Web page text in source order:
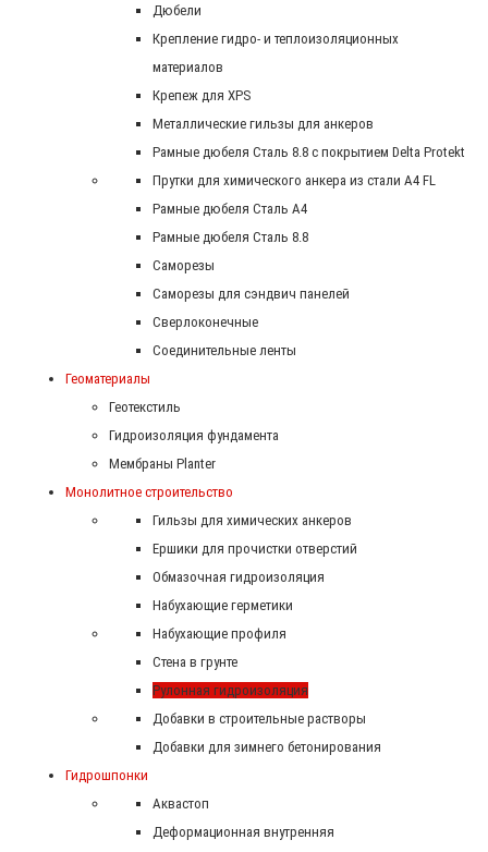
Дюбели
Крепление гидро- и теплоизоляционных
материалов
Крепеж для XPS
Металлические гильзы для анкеров
Рамные дюбеля Сталь 8.8 с покрытием Delta Protekt
Прутки для химического анкера из стали А4 FL
Рамные дюбеля Сталь A4
Рамные дюбеля Сталь 8.8
Саморезы
Саморезы для сэндвич панелей
Сверлоконечные
Соединительные ленты
Геоматериалы
Геотекстиль
Гидроизоляция фундамента
Мембраны Planter
Монолитное строительство
Гильзы для химических анкеров
Ершики для прочистки отверстий
Обмазочная гидроизоляция
Набухающие герметики
Набухающие профиля
Стена в грунте
Рулонная гидроизоляция
Добавки в строительные растворы
Добавки для зимнего бетонирования
Гидрошпонки
Аквастоп
Деформационная внутренняя